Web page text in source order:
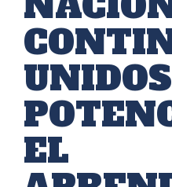
UNIDOS
EL